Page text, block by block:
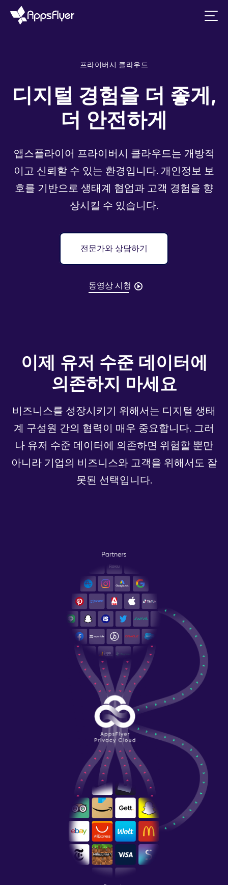
프라이버시 클라우드
디지털 경험을 더 좋게,
더 안전하게
앱스플라이어 프라이버시 클라우드는 개방적
이고 신뢰할 수 있는 환경입니다. 개인정보 보
호를 기반으로 생태계 협업과 고객 경험을 향
상시킬 수 있습니다.
전문가와 상담하기
동영상 시청
이제 유저 수준 데이터에
의존하지 마세요
비즈니스를 성장시키기 위해서는 디지털 생태
계 구성원 간의 협력이 매우 중요합니다. 그러
나 유저 수준 데이터에 의존하면 위험할 뿐만
아니라 기업의 비즈니스와 고객을 위해서도 잘
못된 선택입니다.